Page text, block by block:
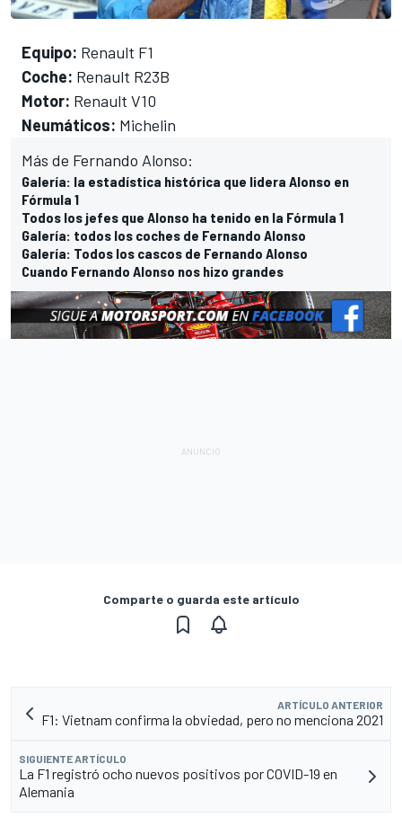
Equipo: Renault F1
Coche: Renault R23B
Motor: Renault V10
Neumáticos: Michelin
Más de Fernando Alonso:
Galería: la estadística histórica que lidera Alonso en
Fórmula 1
Todos los jefes que Alonso ha tenido en la Fórmula 1
Galería: todos los coches de Fernando Alonso
Galería: Todos los cascos de Fernando Alonso
Cuando Fernando Alonso nos hizo grandes
Comparte o guarda este artículo
ARTÍCULO ANTERIOR
F1: Vietnam confirma la obviedad, pero no menciona 2021
SIGUIENTE ARTÍCULO
La F1 registró ocho nuevos positivos por COVID-19 en
Alemania